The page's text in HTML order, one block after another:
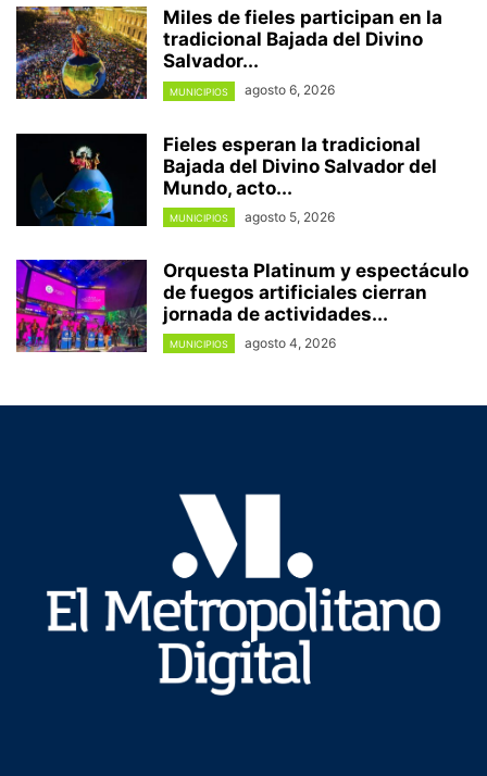
Miles de fieles participan en la
tradicional Bajada del Divino
Salvador...
MUNICIPIOS agosto 6, 2026
Fieles esperan la tradicional
Bajada del Divino Salvador del
Mundo, acto...
MUNICIPIOS agosto 5, 2026
Orquesta Platinum y espectáculo
de fuegos artificiales cierran
jornada de actividades...
MUNICIPIOS agosto 4, 2026